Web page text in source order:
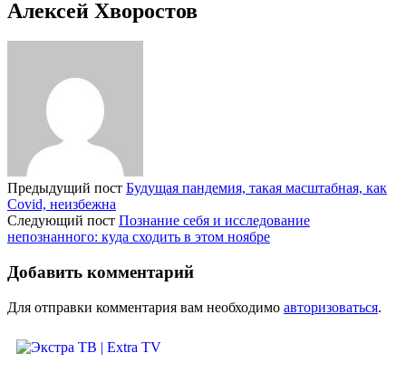
Алексей Хворостов
Предыдущий пост Будущая пандемия, такая масштабная, как
Covid, неизбежна
Следующий пост Познание себя и исследование
непознанного: куда сходить в этом ноябре
Добавить комментарий
Для отправки комментария вам необходимо авторизоваться.